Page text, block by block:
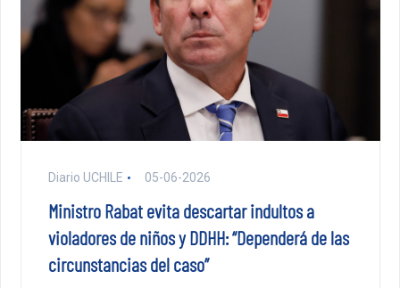
Diario UCHILE 05-06-2026
Ministro Rabat evita descartar indultos a
violadores de niños y DDHH: “Dependerá de las
circunstancias del caso”